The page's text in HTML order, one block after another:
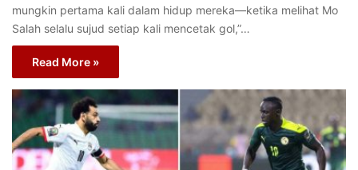
mungkin pertama kali dalam hidup mereka—ketika melihat Mo
Salah selalu sujud setiap kali mencetak gol,”…
Read More »